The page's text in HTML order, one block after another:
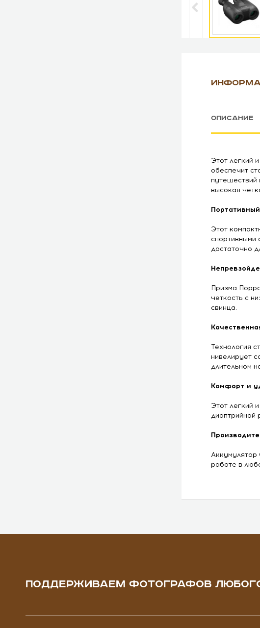
ОПИСАНИЕ
Этот легкий
обеспечит
путешествий
высокая
Этот
спортивными
достаточно
Призма
четкость с
свинца.
Технология
нивелирует
длительном
Комфорт и
Этот легкий
диоптрийной
Аккумулятор
работе в
ПОДДЕРЖИВАЕМ ФОТОГРАФОВ